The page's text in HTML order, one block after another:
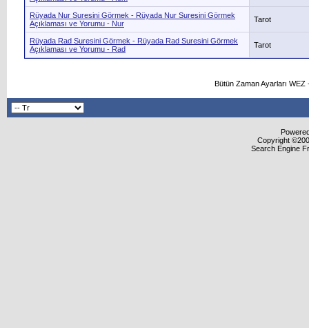
Rüyada Nur Suresini Görmek - Rüyada Nur Suresini Görmek
Açıklaması ve Yorumu - Nur
Tarot
Rüyada Rad Suresini Görmek - Rüyada Rad Suresini Görmek
Açıklaması ve Yorumu - Rad
Tarot
Bütün Zaman Ayarları
Copyright
Search Engine